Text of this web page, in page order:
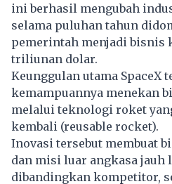
ini berhasil mengubah
selama puluhan tahun
pemerintah menjadi bisnis
triliunan dolar.
Keunggulan utama SpaceX
kemampuannya menekan
melalui teknologi roket
kembali (reusable rocket).
Inovasi tersebut membuat
dan misi luar angkasa jauh
dibandingkan kompetitor,